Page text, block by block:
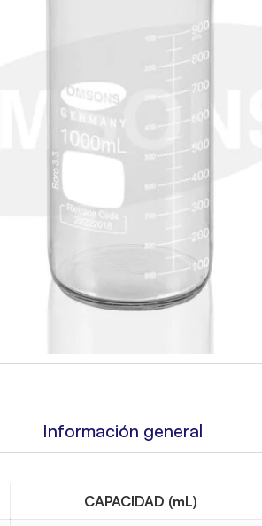
Información general
CAPACIDAD (mL)